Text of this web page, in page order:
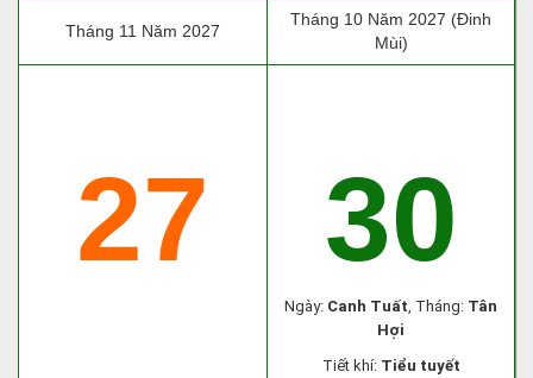
Tháng 11 Năm 2027
Tháng 10 Năm 2027 (Đinh
Mùi)
27 30
Ngày: Canh Tuất, Tháng: Tân
Hợi
Tiết khí: Tiểu tuyết